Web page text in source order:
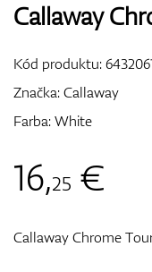
Callaway
Kód produktu:
Značka:Callaway
Farba: White
16,25 €
Callaway Chrome